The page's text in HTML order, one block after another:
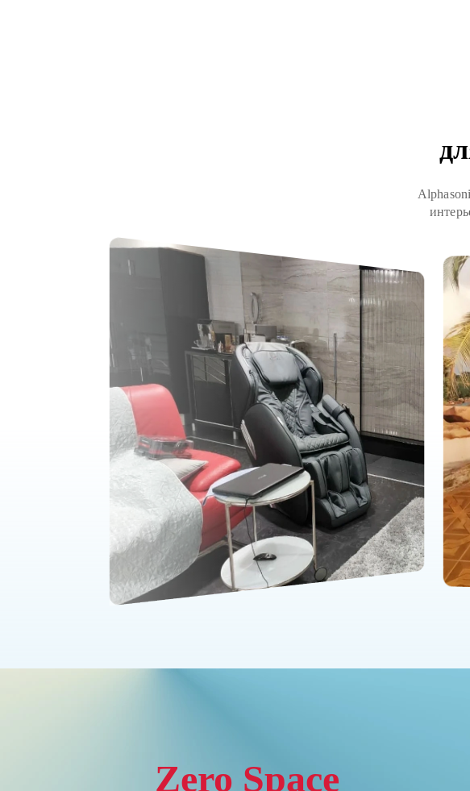
Zero Space